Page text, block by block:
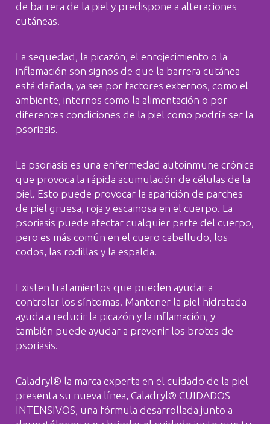
de barrera de la piel y predispone a alteraciones
cutáneas.
La sequedad, la picazón, el enrojecimiento o la
inflamación son signos de que la barrera cutánea
está dañada, ya sea por factores externos, como el
ambiente, internos como la alimentación o por
diferentes condiciones de la piel como podría ser la
psoriasis.
La psoriasis es una enfermedad autoinmune crónica
que provoca la rápida acumulación de células de la
piel. Esto puede provocar la aparición de parches
de piel gruesa, roja y escamosa en el cuerpo. La
psoriasis puede afectar cualquier parte del cuerpo,
pero es más común en el cuero cabelludo, los
codos, las rodillas y la espalda.
Existen tratamientos que pueden ayudar a
controlar los síntomas. Mantener la piel hidratada
ayuda a reducir la picazón y la inflamación, y
también puede ayudar a prevenir los brotes de
psoriasis.
Caladryl® la marca experta en el cuidado de la piel
presenta su nueva línea, Caladryl® CUIDADOS
INTENSIVOS, una fórmula desarrollada junto a